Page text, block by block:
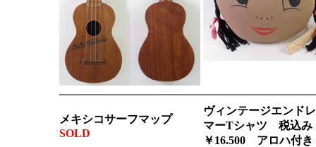
メキシコサーフマップ
SOLD
ヴィンテージエンド
マーTシャツ 税込み
￥16.500 アロハ付き